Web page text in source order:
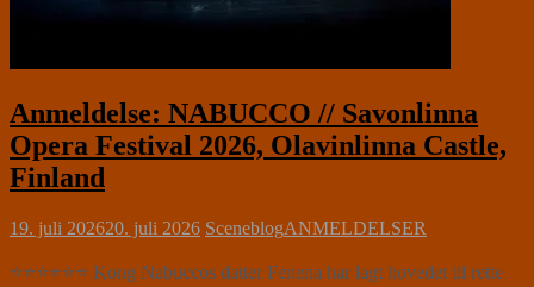
Anmeldelse: NABUCCO // Savonlinna
Opera Festival 2026, Olavinlinna Castle,
Finland
19. juli 202620. juli 2026 SceneblogANMELDELSER
⭐⭐⭐⭐⭐⭐ Kong Nabuccos datter Fenena har lagt hovedet til rette